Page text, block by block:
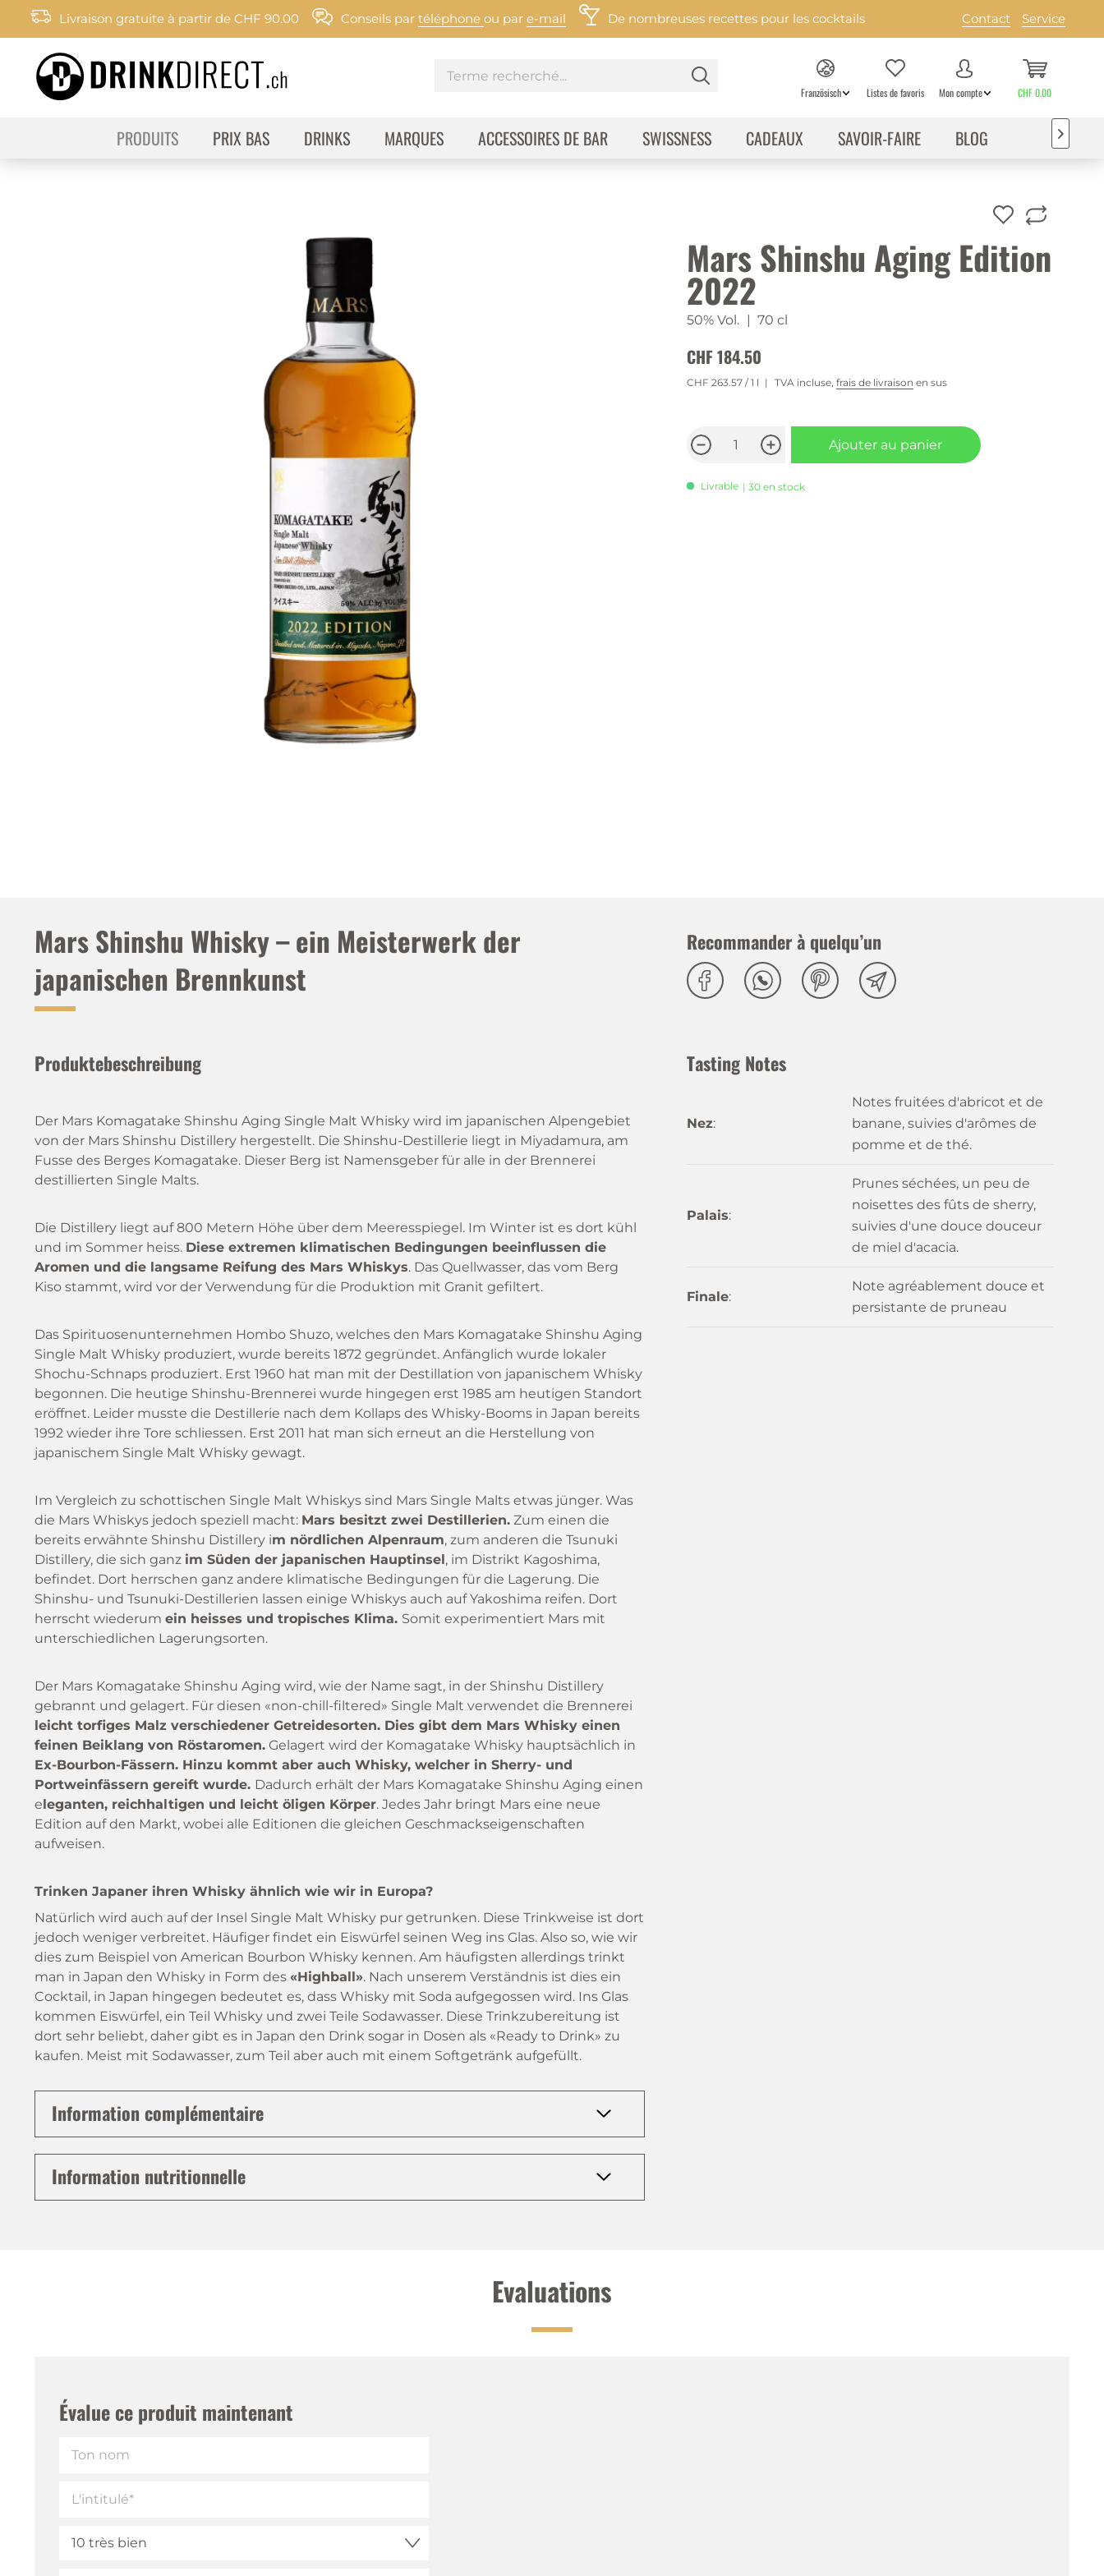
Livraison gratuite à partir de CHF 90.00 Conseils par téléphone ou par e-mail De nombreuses recettes pour les cocktails Contact Service
Französisch Listes de favoris Mon compte CHF 0.00
PRODUITS PRIX BAS DRINKS MARQUES ACCESSOIRES DE BAR SWISSNESS CADEAUX SAVOIR-FAIRE BLOG 
Mars Shinshu Aging Edition
2022
50% Vol. | 70 cl
CHF 184.50
CHF 263.57/ 1 l TVA incluse, frais de livraison en sus
Ajouter au panier
Livrable | 30 en stock
Mars Shinshu Whisky – ein Meisterwerk der
japanischen Brennkunst
Produktebeschreibung
Der Mars Komagatake Shinshu Aging Single Malt Whisky wird im japanischen Alpengebiet
von der Mars Shinshu Distillery hergestellt. Die Shinshu-Destillerie liegt in Miyadamura, am
Fusse des Berges Komagatake. Dieser Berg ist Namensgeber für alle in der Brennerei
destillierten Single Malts.
Die Distillery liegt auf 800 Metern Höhe über dem Meeresspiegel. Im Winter ist es dort kühl
und im Sommer heiss. Diese extremen klimatischen Bedingungen beeinflussen die
Aromen und die langsame Reifung des Mars Whiskys. Das Quellwasser, das vom Berg
Kiso stammt, wird vor der Verwendung für die Produktion mit Granit gefiltert.
Das Spirituosenunternehmen Hombo Shuzo, welches den Mars Komagatake Shinshu Aging
Single Malt Whisky produziert, wurde bereits 1872 gegründet. Anfänglich wurde lokaler
Shochu-Schnaps produziert. Erst 1960 hat man mit der Destillation von japanischem Whisky
begonnen. Die heutige Shinshu-Brennerei wurde hingegen erst 1985 am heutigen Standort
eröffnet. Leider musste die Destillerie nach dem Kollaps des Whisky-Booms in Japan bereits
1992 wieder ihre Tore schliessen. Erst 2011 hat man sich erneut an die Herstellung von
japanischem Single Malt Whisky gewagt.
Im Vergleich zu schottischen Single Malt Whiskys sind Mars Single Malts etwas jünger. Was
die Mars Whiskys jedoch speziell macht: Mars besitzt zwei Destillerien. Zum einen die
bereits erwähnte Shinshu Distillery im nördlichen Alpenraum, zum anderen die Tsunuki
Distillery, die sich ganz im Süden der japanischen Hauptinsel, im Distrikt Kagoshima,
befindet. Dort herrschen ganz andere klimatische Bedingungen für die Lagerung. Die
Shinshu- und Tsunuki-Destillerien lassen einige Whiskys auch auf Yakoshima reifen. Dort
herrscht wiederum ein heisses und tropisches Klima. Somit experimentiert Mars mit
unterschiedlichen Lagerungsorten.
Der Mars Komagatake Shinshu Aging wird, wie der Name sagt, in der Shinshu Distillery
gebrannt und gelagert. Für diesen «non-chill-filtered» Single Malt verwendet die Brennerei
leicht torfiges Malz verschiedener Getreidesorten. Dies gibt dem Mars Whisky einen
feinen Beiklang von Röstaromen. Gelagert wird der Komagatake Whisky hauptsächlich in
Ex-Bourbon-Fässern. Hinzu kommt aber auch Whisky, welcher in Sherry- und
Portweinfässern gereift wurde. Dadurch erhält der Mars Komagatake Shinshu Aging einen
eleganten, reichhaltigen und leicht öligen Körper. Jedes Jahr bringt Mars eine neue
Edition auf den Markt, wobei alle Editionen die gleichen Geschmackseigenschaften
aufweisen.
Trinken Japaner ihren Whisky ähnlich wie wir in Europa?
Natürlich wird auch auf der Insel Single Malt Whisky pur getrunken. Diese Trinkweise ist dort
jedoch weniger verbreitet. Häufiger findet ein Eiswürfel seinen Weg ins Glas. Also so, wie wir
dies zum Beispiel von American Bourbon Whisky kennen. Am häufigsten allerdings trinkt
man in Japan den Whisky in Form des «Highball». Nach unserem Verständnis ist dies ein
Cocktail, in Japan hingegen bedeutet es, dass Whisky mit Soda aufgegossen wird. Ins Glas
kommen Eiswürfel, ein Teil Whisky und zwei Teile Sodawasser. Diese Trinkzubereitung ist
dort sehr beliebt, daher gibt es in Japan den Drink sogar in Dosen als «Ready to Drink» zu
kaufen. Meist mit Sodawasser, zum Teil aber auch mit einem Softgetränk aufgefüllt.
Information complémentaire
Information nutritionnelle
Recommander à quelqu’un
Tasting Notes
Nez:
Notes fruitées d'abricot et de
banane, suivies d'arômes de
pomme et de thé.
Palais:
Prunes séchées, un peu de
noisettes des fûts de sherry,
suivies d'une douce douceur
de miel d'acacia.
Finale:
Note agréablement douce et
persistante de pruneau
Evaluations
Évalue ce produit maintenant